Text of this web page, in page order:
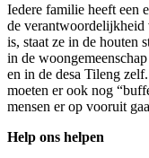
Iedere familie heeft een
de verantwoordelijkheid
is, staat ze in de houten
in de
en in de desa Tileng
moeten er ook nog
mensen er op vooruit
Help ons helpen